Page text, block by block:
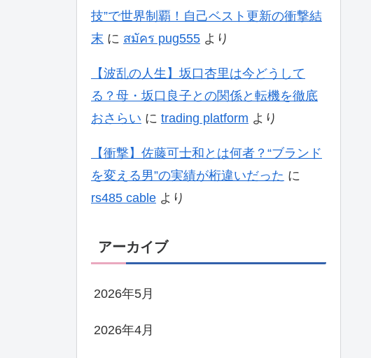
技”で世界制覇！自己ベスト更新の衝撃結
末 に สมัคร pug555 より
【波乱の人生】坂口杏里は今どうして
る？母・坂口良子との関係と転機を徹底
おさらい に trading platform より
【衝撃】佐藤可士和とは何者？“ブランド
を変える男”の実績が桁違いだった に
rs485 cable より
アーカイブ
2026年5月
2026年4月